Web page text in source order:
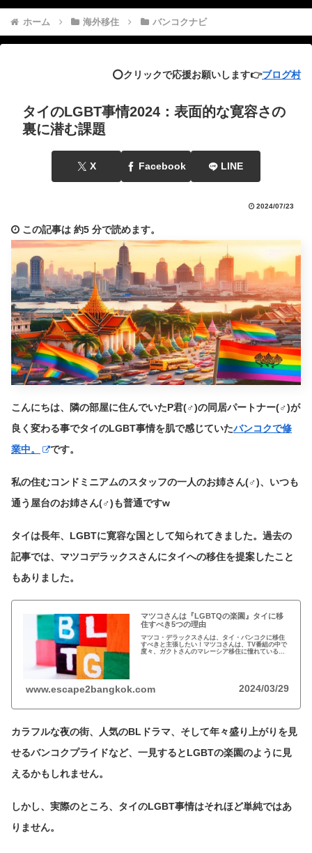
ホーム 海外移住 バンコクナビ
⭕️クリックで応援お願いします👉ブログ村
タイのLGBT事情2024：表面的な寛容さの
裏に潜む課題
X Facebook LINE
2024/07/23
この記事は 約5 分で読めます。
こんにちは、隣の部屋に住んでいたP君(♂)の同居パートナー(♂)が
良く変わる事でタイのLGBT事情を肌で感じていたバンコクで修
業中。
です。
私の住むコンドミニアムのスタッフの一人のお姉さん(♂)、いつも
通う屋台のお姉さん(♂)も普通ですw
タイは長年、LGBTに寛容な国として知られてきました。過去の
記事では、マツコデラックスさんにタイへの移住を提案したこと
もありました。
マツコさんは『LGBTQの楽園』タイに移
住すべき5つの理由
マツコ・デラックスさんは、タイ・バンコクに移住
すべきと主張したい！マツコさんは、TV番組の中で
度々、ガクトさんのマレーシア移住に憧れている
www.escape2bangkok.com 2024/03/29
カラフルな夜の街、人気のBLドラマ、そして年々盛り上がりを見
せるバンコクプライドなど、一見するとLGBTの楽園のように見
えるかもしれません。
しかし、実際のところ、タイのLGBT事情はそれほど単純ではあ
りません。